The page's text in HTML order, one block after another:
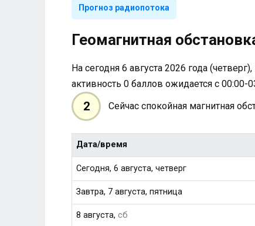
Прогноз радиопотока
Геомагнитная
На сегодня 6 августа 2026 года
активность 0 баллов ожидается с 00:00-
2 Сейчас спокойная магнитная
Дата/время
Сегодня, 6 августа, четверг
Завтра, 7 августа, пятница
8 августа, сб